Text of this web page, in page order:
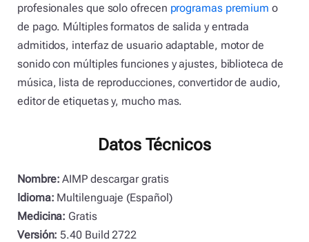
profesionales que solo ofrecen programas premium o
de pago. Múltiples formatos de salida y entrada
admitidos, interfaz de usuario adaptable, motor de
sonido con múltiples funciones y ajustes, biblioteca de
música, lista de reproducciones, convertidor de audio,
editor de etiquetas y, mucho mas.
Datos Técnicos
Nombre: AIMP descargar gratis
Idioma: Multilenguaje (Español)
Medicina: Gratis
Versión: 5.40 Build 2722